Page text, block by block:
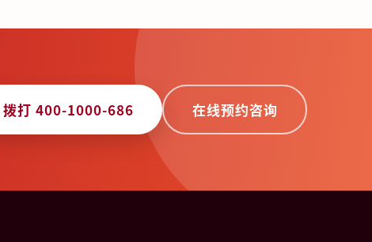
拨打 400-1000-686 在线预约咨询